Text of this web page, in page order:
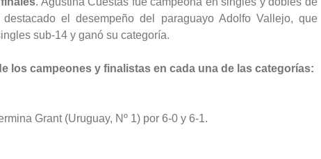
el desempeño del paraguayo Adolfo Vallejo, que
sub-14 y ganó su categoría.
los campeones y finalistas en cada una de las categorías:
Grant (Uruguay, Nº 1) por 6-0 y 6-1.